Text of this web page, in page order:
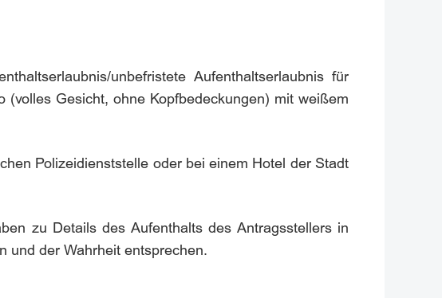
unbefristete Aufenthaltserlaubnis für
Gesicht, ohne Kopfbedeckungen) mit weißem
Polizeidienststelle oder bei einem Hotel der Stadt
zu Details des Aufenthalts des Antragsstellers in
und der Wahrheit entsprechen.